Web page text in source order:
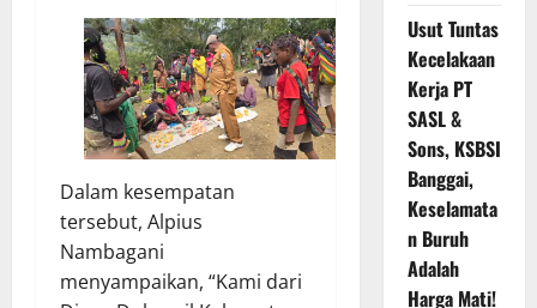
Dalam kesempatan
tersebut, Alpius
Nambagani
menyampaikan, “Kami dari
Usut Tuntas
Kecelakaan
Kerja PT
SASL &
Sons, KSBSI
Banggai,
Keselamata
n Buruh
Adalah
Harga Mati!